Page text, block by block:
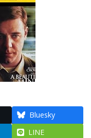
Bluesky
LINE